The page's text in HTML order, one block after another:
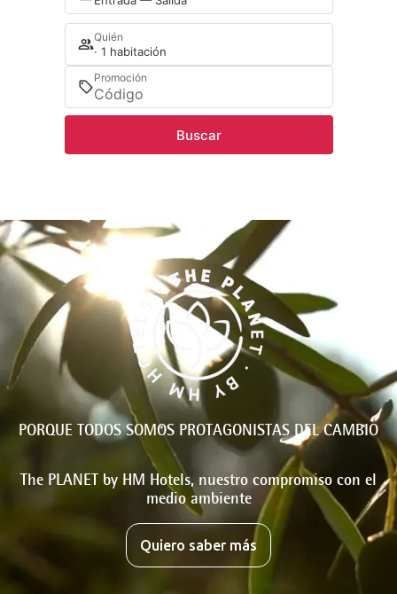
Quién
· 1 habitación
Promoción
Buscar
PORQUE TODOS SOMOS PROTAGONISTAS DEL CAMBIO
The PLANET by HM Hotels, nuestro compromiso con el
medio ambiente
Quiero saber más